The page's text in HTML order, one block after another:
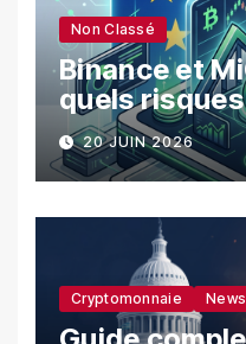
Non Classé
Binance et
quels
utilisateurs ?
20 JUIN 2026
Cryptomonnaie News